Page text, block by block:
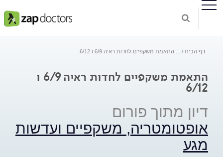
דף הבית התאמת משקפיים לחדות ראיה 6/9 ו 6/12
התאמת משקפיים לחדות ראיה 6/9 ו
6/12
דיון מתוך פורום
אופטומטריה, משקפיים ועדשות
מגע